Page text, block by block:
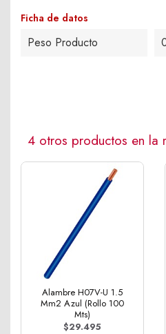
Ficha de datos
Peso Producto
4 otros productos en la
Alambre H07V-U 1.5
Mm2 Azul (Rollo 100
Mts)
$29.495